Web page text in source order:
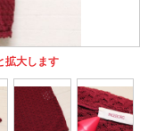
拡大します